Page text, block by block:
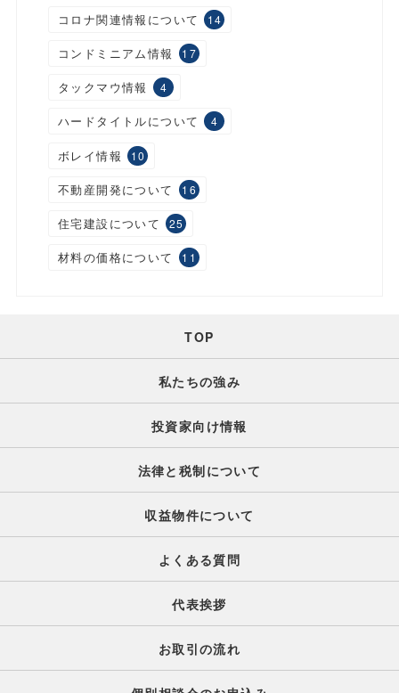
コロナ関連情報について 14
コンドミニアム情報 17
タックマウ情報 4
ハードタイトルについて 4
ボレイ情報 10
不動産開発について 16
住宅建設について 25
材料の価格について 11
TOP
私たちの強み
投資家向け情報
法律と税制について
収益物件について
よくある質問
代表挨拶
お取引の流れ